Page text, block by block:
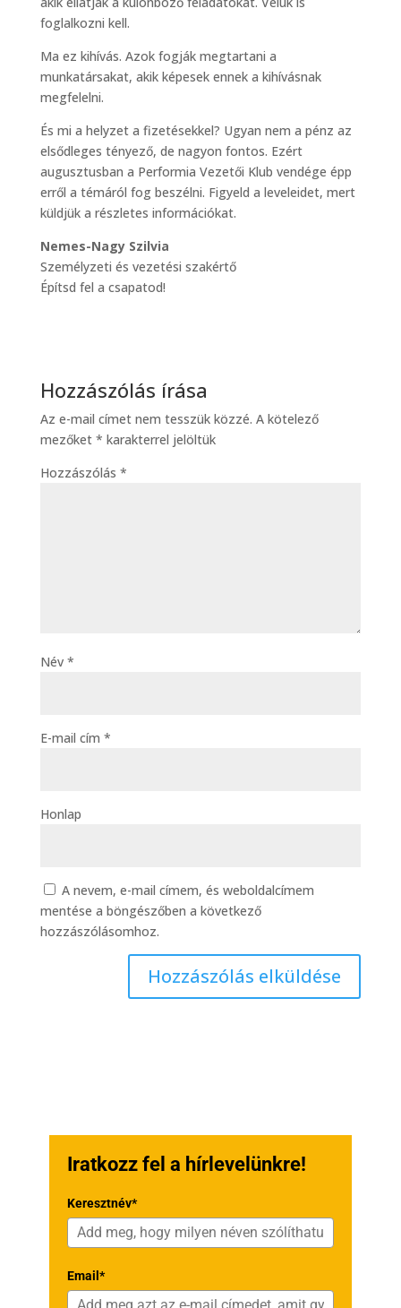
foglalkozni kell.
Ma ez kihívás. Azok fogják megtartani a
munkatársakat, akik képesek ennek a kihívásnak
megfelelni.
És mi a helyzet a fizetésekkel? Ugyan nem a pénz az
elsődleges tényező, de nagyon fontos. Ezért
augusztusban a Performia Vezetői Klub vendége épp
erről a témáról fog beszélni. Figyeld a leveleidet, mert
küldjük a részletes információkat.
Nemes-Nagy Szilvia
Személyzeti és vezetési szakértő
Építsd fel a csapatod!
Hozzászólás írása
Az e-mail címet nem tesszük közzé. A kötelező
mezőket * karakterrel jelöltük
Hozzászólás *
Név *
E-mail cím *
Honlap
A nevem, e-mail címem, és weboldalcímem
mentése a böngészőben a következő
hozzászólásomhoz.
Iratkozz fel a hírlevelünkre!
Keresztnév*
Email*